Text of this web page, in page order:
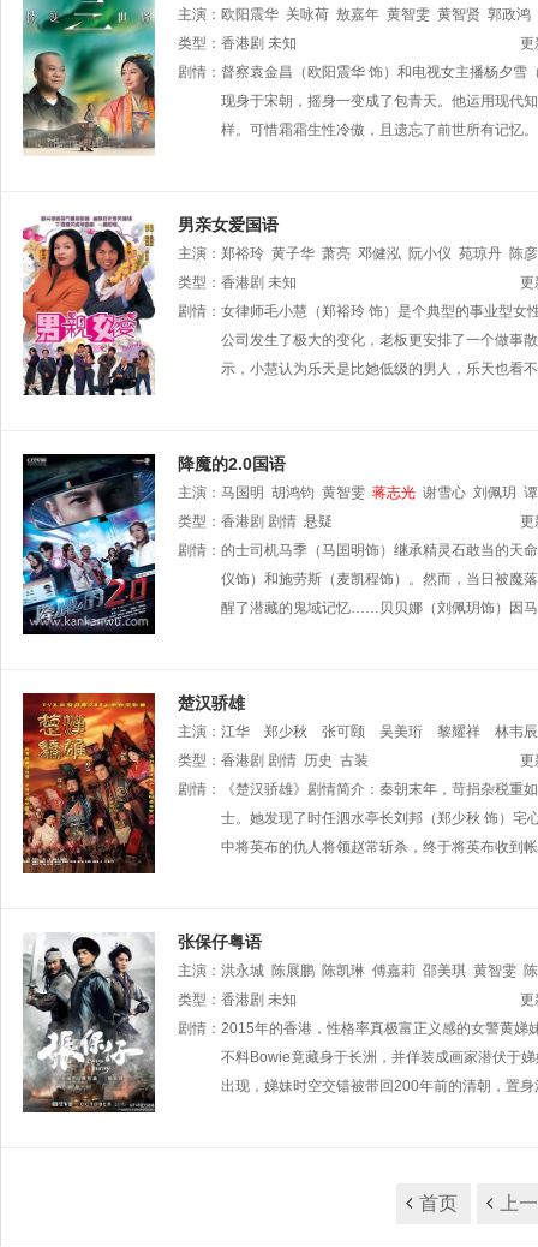
主演： 欧阳震华 关咏荷 敖嘉年 黄智雯 黄智贤 郭政鸿
类型： 香港剧 未知
更
剧情： 督察袁金昌（欧阳震华 饰）和电视女主播杨夕雪
现身于宋朝，摇身一变成了包青天。他运用现代
样。可惜霜霜生性冷傲，且遗忘了前世所有记忆
男亲女爱国语
主演： 郑裕玲 黄子华 萧亮 邓健泓 阮小仪 苑琼丹 陈
曾慧云
李国麟 罗利期
梁舜
游飙 苏恩慈 马国明 陈狄克 蔡国庆 黄文标 林珮君 江
刘晓彤 郭佳诗 姚绍宗 朱咪咪
类型： 香港剧 未知
更
剧情： 女律师毛小慧（郑裕玲 饰）是个典型的事业型女
公司发生了极大的变化，老板更安排了一个做事
示，小慧认为乐天是比她低级的男人，乐天也看
降魔的2.0国语
主演： 马国明 胡鸿钧 黄智雯 蒋志光 谢雪心 刘佩玥
萧徽勇
韦家雄 易宇航 黄子恒 何远东
森 李显曜 曾敏 陈华鑫 朱斐斐 周丽欣 刘嘉琪 萧凯欣
李振斌 陈嘉慧 黃可盈 李家鼎 余子明 杨明
类型： 香港剧 剧情 悬疑
更
剧情： 的士司机马季（马国明饰）继承精灵石敢当的天
仪饰）和施劳斯（麦凯程饰）。然而，当日被魔
醒了潜藏的鬼域记忆……贝贝娜（刘佩玥饰）因
楚汉骄雄
主演： 江华 郑少秋 张可颐 吴美珩 黎耀祥
林韦辰
类型： 香港剧 剧情 历史 古装
更
剧情：
《楚汉骄雄》剧情简介：秦朝末年，苛捐杂税
士。她发现了时任泗水亭长刘邦（郑少秋 饰）宅
中将英布的仇人将领赵常斩杀，终于将英布收到
张保仔粤语
主演： 洪永城 陈展鹏 陈凯琳 傅嘉莉 邵美琪 黄智雯
志健 杨潮凯 黄嘉乐
张
曹思诗
萧凯欣 张雪莹 黄匡翘 罗天池 张彦博 谢可逸
夏竹欣 潘冠霖 陈狄克 陈勉良 陈婉婷
类型： 香港剧 未知
更
剧情： 2015年的香港，性格率真极富正义感的女警黄娣
不料Bowie竟藏身于长洲，并佯装成画家潜伏于
出现，娣妹时空交错被带回200年前的清朝，置
首页 上